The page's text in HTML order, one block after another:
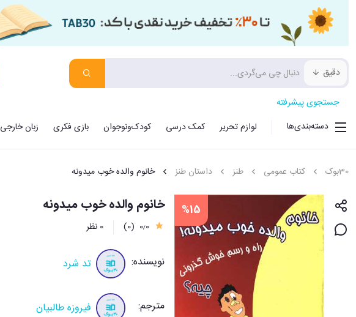
دقیق
جستجوی پیشرفته
دسته‌بندی‌ها
لوازم تحریر کمک درسی کودک‌ونوجوان بازی فکری زبان خارجی
30بوک کتاب عمومی طنز داستان طنز خانوم والده خوب میدونه
%15 خانوم والده خوب میدونه
0٫0 (0) 0 نظر
نویسنده: تد شرد
مترجم: فیروزه طالبیان